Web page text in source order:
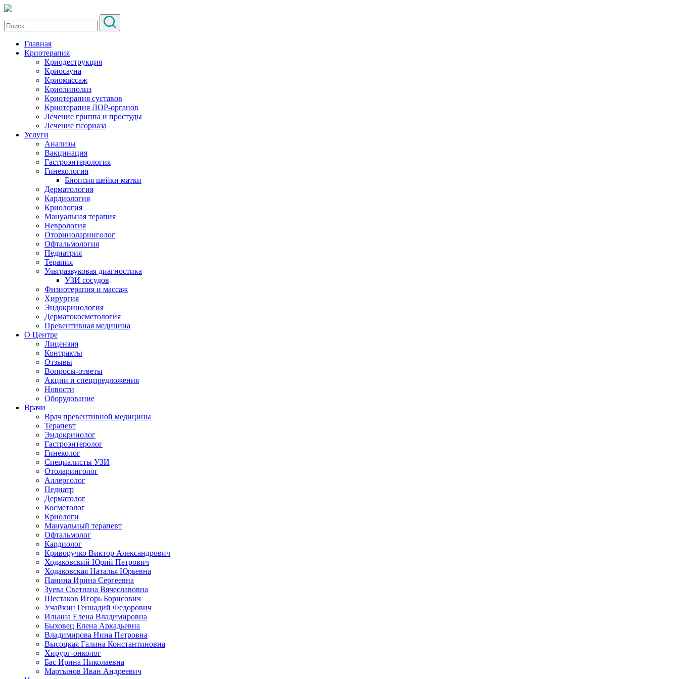
Главная
Криотерапия
Криодеструкция
Криосауна
Криомассаж
Криолиполиз
Криотерапия суставов
Криотерапия ЛОР-органов
Лечение гриппа и простуды
Лечение псориаза
Услуги
Анализы
Вакцинация
Гастроэнтерология
Гинекология
Биопсия шейки матки
Дерматология
Кардиология
Криология
Мануальная терапия
Неврология
Оториноларинголог
Офтальмология
Педиатрия
Терапия
Ультразвуковая диагностика
УЗИ сосудов
Физиотерапия и массаж
Хирургия
Эндокринология
Дерматокосметология
Превентивная медицина
О Центре
Лицензия
Контракты
Отзывы
Вопросы-ответы
Акции и спецпредложения
Новости
Оборудование
Врачи
Врач превентивной медицины
Терапевт
Эндокринолог
Гастроэнтеролог
Гинеколог
Специалисты УЗИ
Отоларинголог
Аллерголог
Педиатр
Дерматолог
Косметолог
Криологи
Мануальный терапевт
Офтальмолог
Кардиолог
Криворучко Виктор Александрович
Ходаковский Юрий Петрович
Ходаковская Наталья Юрьевна
Панина Ирина Сергеевна
Зуева Светлана Вячеславовна
Шестаков Игорь Борисович
Учайкин Геннадий Федорович
Ильина Елена Владимировна
Быховец Елена Аркадьевна
Владимирова Нина Петровна
Высоцкая Галина Константиновна
Хирург-онколог
Бас Ирина Николаевна
Мартынов Иван Андреевич